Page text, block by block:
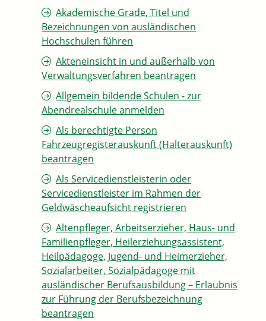
Akademische Grade, Titel und
Bezeichnungen von ausländischen
Hochschulen führen
Akteneinsicht in und außerhalb von
Verwaltungsverfahren beantragen
Allgemein bildende Schulen - zur
Abendrealschule anmelden
Als berechtigte Person
Fahrzeugregisterauskunft (Halterauskunft)
beantragen
Als Servicedienstleisterin oder
Servicedienstleister im Rahmen der
Geldwäscheaufsicht registrieren
Altenpfleger, Arbeitserzieher, Haus- und
Familienpfleger, Heilerziehungsassistent,
Heilpädagoge, Jugend- und Heimerzieher,
Sozialarbeiter, Sozialpädagoge mit
ausländischer Berufsausbildung – Erlaubnis
zur Führung der Berufsbezeichnung
beantragen